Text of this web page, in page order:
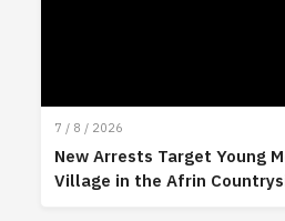
7 / 8 / 2026
New Arrests Target Young
Village in the Afrin